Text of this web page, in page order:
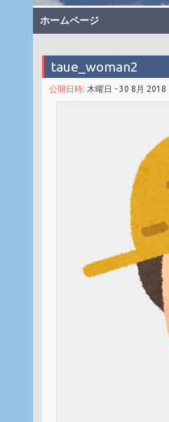
ホームページ
taue_woman2
公開日時: 木曜日 - 30 8月 2018